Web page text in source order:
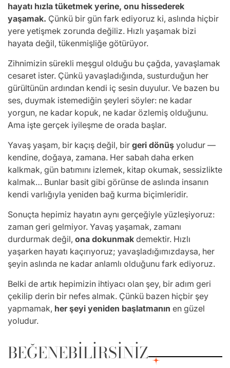
hayatı hızla tüketmek yerine, onu hissederek
yaşamak. Çünkü bir gün fark ediyoruz ki, aslında hiçbir
yere yetişmek zorunda değiliz. Hızlı yaşamak bizi
hayata değil, tükenmişliğe götürüyor.
Zihnimizin sürekli meşgul olduğu bu çağda, yavaşlamak
cesaret ister. Çünkü yavaşladığında, susturduğun her
gürültünün ardından kendi iç sesin duyulur. Ve bazen bu
ses, duymak istemediğin şeyleri söyler: ne kadar
yorgun, ne kadar kopuk, ne kadar özlemiş olduğunu.
Ama işte gerçek iyileşme de orada başlar.
Yavaş yaşam, bir kaçış değil, bir geri dönüş yoludur —
kendine, doğaya, zamana. Her sabah daha erken
kalkmak, gün batımını izlemek, kitap okumak, sessizlikte
kalmak… Bunlar basit gibi görünse de aslında insanın
kendi varlığıyla yeniden bağ kurma biçimleridir.
Sonuçta hepimiz hayatın aynı gerçeğiyle yüzleşiyoruz:
zaman geri gelmiyor. Yavaş yaşamak, zamanı
durdurmak değil, ona dokunmak demektir. Hızlı
yaşarken hayatı kaçırıyoruz; yavaşladığımızdaysa, her
şeyin aslında ne kadar anlamlı olduğunu fark ediyoruz.
Belki de artık hepimizin ihtiyacı olan şey, bir adım geri
çekilip derin bir nefes almak. Çünkü bazen hiçbir şey
yapmamak, her şeyi yeniden başlatmanın en güzel
yoludur.
BEĞENEBILIRSINIZ